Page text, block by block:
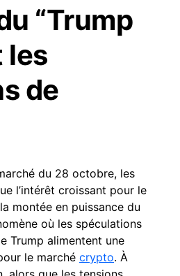
“Trump
les
de
du 28 octobre, les
l’intérêt croissant pour le
montée en puissance du
où les spéculations
Trump alimentent une
le marché crypto. À